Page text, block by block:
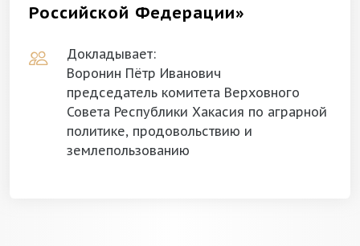
Российской Федерации»
Докладывает:
Воронин Пётр Иванович
председатель комитета Верховного
Совета Республики Хакасия по аграрной
политике, продовольствию и
землепользованию